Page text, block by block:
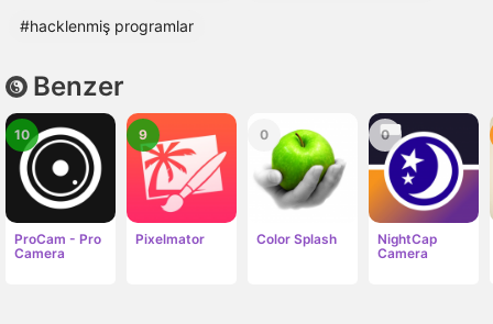
#hacklenmiş programlar
Benzer
ProCam - Pro
Camera
10
Pixelmator
9
Color Splash
0
NightCap
Camera
0